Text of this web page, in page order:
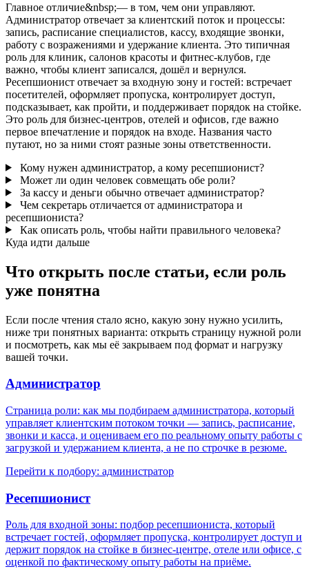
Главное отличие&nbsp;— в том, чем они управляют.
Администратор отвечает за клиентский поток и процессы:
запись, расписание специалистов, кассу, входящие звонки,
работу с возражениями и удержание клиента. Это типичная
роль для клиник, салонов красоты и фитнес-клубов, где
важно, чтобы клиент записался, дошёл и вернулся.
Ресепшионист отвечает за входную зону и гостей: встречает
посетителей, оформляет пропуска, контролирует доступ,
подсказывает, как пройти, и поддерживает порядок на стойке.
Это роль для бизнес-центров, отелей и офисов, где важно
первое впечатление и порядок на входе. Названия часто
путают, но за ними стоят разные зоны ответственности.
Кому нужен администратор, а кому ресепшионист?
Может ли один человек совмещать обе роли?
За кассу и деньги обычно отвечает администратор?
Чем секретарь отличается от администратора и
ресепшиониста?
Как описать роль, чтобы найти правильного человека?
Куда идти дальше
Что открыть после статьи, если роль
уже понятна
Если после чтения стало ясно, какую зону нужно усилить,
ниже три понятных варианта: открыть страницу нужной роли
и посмотреть, как мы её закрываем под формат и нагрузку
вашей точки.
Администратор
Страница роли: как мы подбираем администратора, который
управляет клиентским потоком точки — запись, расписание,
звонки и касса, и оцениваем его по реальному опыту работы с
загрузкой и удержанием клиента, а не по строчке в резюме.
Перейти к подбору: администратор
Ресепшионист
Роль для входной зоны: подбор ресепшиониста, который
встречает гостей, оформляет пропуска, контролирует доступ и
держит порядок на стойке в бизнес-центре, отеле или офисе, с
оценкой по фактическому опыту работы на приёме.